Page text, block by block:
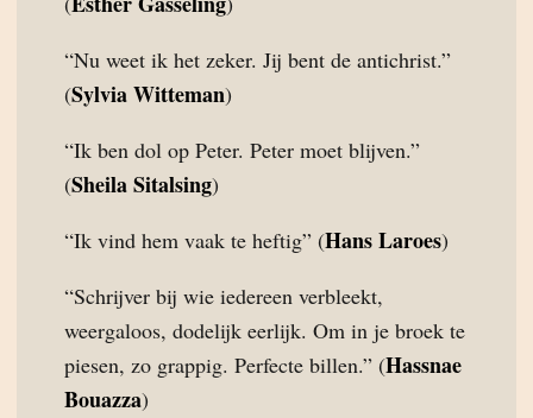
“Nu weet ik het zeker. Jij bent de antichrist.”
(Sylvia Witteman)
“Ik ben dol op Peter. Peter moet blijven.”
(Sheila Sitalsing)
“Ik vind hem vaak te heftig” (Hans Laroes)
“Schrijver bij wie iedereen verbleekt,
weergaloos, dodelijk eerlijk. Om in je broek te
piesen, zo grappig. Perfecte billen.” (Hassnae
Bouazza)